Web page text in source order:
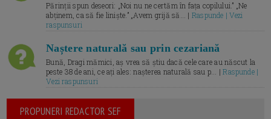
Părinții spun deseori: „Noi nu ne certăm în fața copilului.” „Ne
abținem, ca să fie liniște.” „Avem grijă să... | Raspunde | Vezi
raspunsuri
Naștere naturală sau prin cezariană
Bună, Dragi mămici, aș vrea să știu dacă cele care au născut la
peste 38 de ani, ce ați ales: nașterea naturală sau p... |Raspunde |
Vezi raspunsuri
PROPUNERI REDACTOR SEF